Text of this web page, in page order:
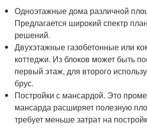
Одноэтажные дома различной
Предлагается широкий спектр
решений.
Двухэтажные газобетонные или
коттеджи. Из блоков может быть
первый этаж, для второго
брус.
Постройки с мансардой. Это
мансарда расширяет полезную
требует меньше затрат на